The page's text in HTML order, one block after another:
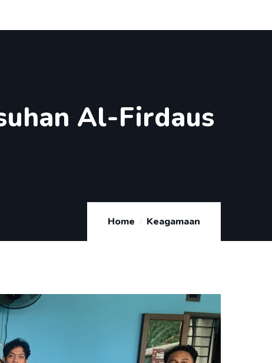
Al-Firdaus
Home Keagamaan